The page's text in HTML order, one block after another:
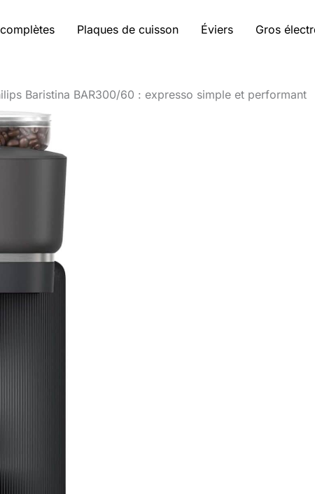
Plaques de cuisson Éviers Gros
Baristina BAR300/60 : expresso simple et performant